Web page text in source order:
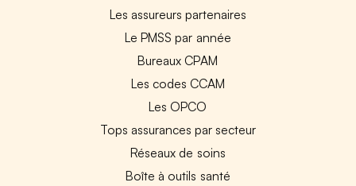
Les assureurs partenaires
Le PMSS par année
Bureaux CPAM
Les codes CCAM
Les OPCO
Tops assurances par secteur
Réseaux de soins
Boîte à outils santé